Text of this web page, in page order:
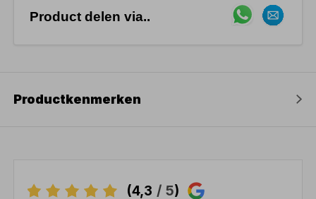
Product delen via..
Productkenmerken
(4,3 / 5)